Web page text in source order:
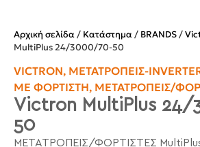
Αρχική σελίδα/ Κατάστημα/ BRANDS/
MultiPlus 24/3000/70-50
VICTRON, ΜΕΤΑΤΡΟΠΕΊΣ-
ΜΕ ΦΟΡΤΙΣΤΉ, ΜΕΤΑΤΡΟΠΕΊΣ/
Victron MultiPlus 24/
50
ΜΕΤΑΤΡΟΠΕΙΣ/ΦΟΡΤΙΣΤΕΣ